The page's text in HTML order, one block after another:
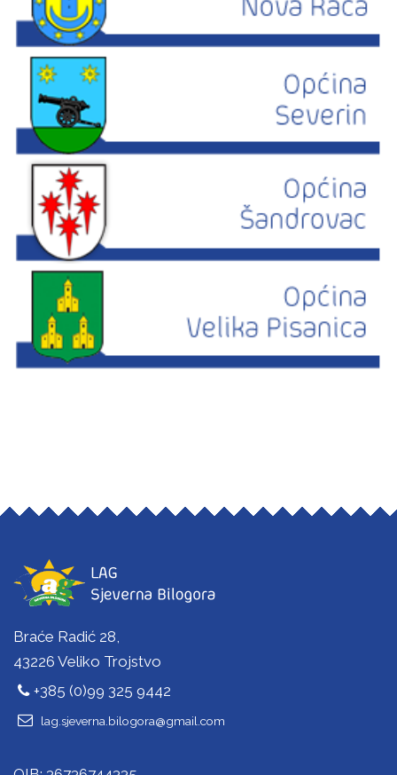
Braće Radić 28,
43226 Veliko Trojstvo
+385 (0)99 325 9442
lag.sjeverna.bilogora@gmail.com